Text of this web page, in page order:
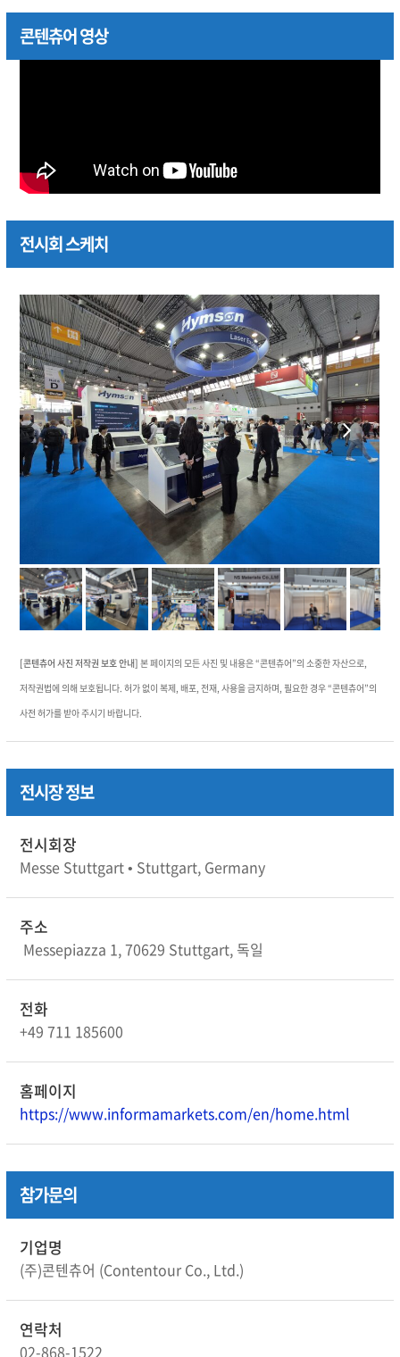
콘텐츄어 영상
전시회 스케치
previous
slide
next
slide
[콘텐츄어 사진 저작권 보호 안내]본 페이지의 모든 사진 및 내용은 “콘텐츄어”의 소중한 자산으로,
저작권법에 의해 보호됩니다. 허가 없이 복제, 배포, 전재, 사용을 금지하며, 필요한 경우 “콘텐츄어”의
사전 허가를 받아 주시기 바랍니다.
전시장 정보
전시회장
Messe Stuttgart • Stuttgart, Germany
주소
Messepiazza 1, 70629 Stuttgart, 독일
전화
+49 711 185600
홈페이지
https://www.informamarkets.com/en/home.html
참가문의
기업명
(주)콘텐츄어 (Contentour Co., Ltd.)
연락처
02-868-1522